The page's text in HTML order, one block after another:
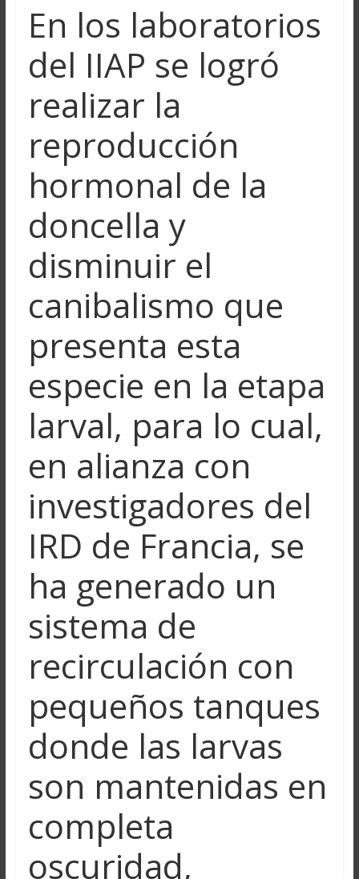
En los laboratorios
del IIAP se logró
realizar la
reproducción
hormonal de la
doncella y
disminuir el
canibalismo que
presenta esta
especie en la etapa
larval, para lo cual,
en alianza con
investigadores del
IRD de Francia, se
ha generado un
sistema de
recirculación con
pequeños tanques
donde las larvas
son mantenidas en
completa
oscuridad,